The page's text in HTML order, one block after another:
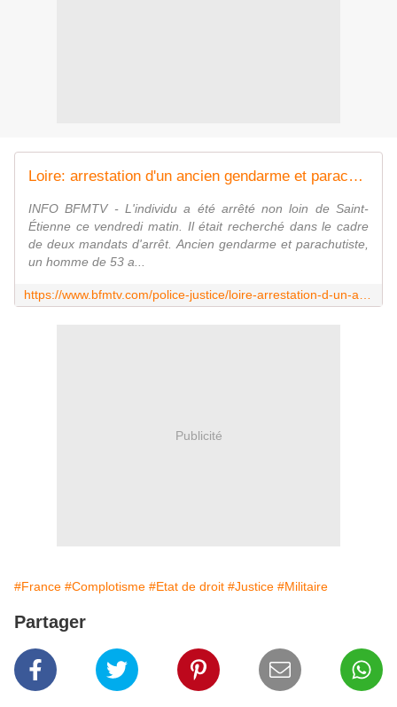
Loire: arrestation d'un ancien gendarme et parachutiste militaire, figure de la sphère complotiste
INFO BFMTV - L'individu a été arrêté non loin de Saint-
Étienne ce vendredi matin. Il était recherché dans le cadre
de deux mandats d'arrêt. Ancien gendarme et parachutiste,
un homme de 53 a...
Publicité
#France #Complotisme #Etat de droit #Justice #Militaire
Partager